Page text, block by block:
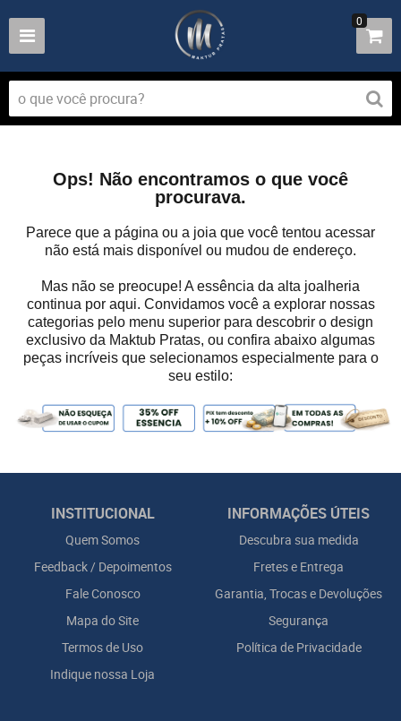
0
Ops! Não encontramos o que você
procurava.
Parece que a página ou a joia que você tentou acessar
não está mais disponível ou mudou de endereço.
Mas não se preocupe! A essência da alta joalheria
continua por aqui. Convidamos você a explorar nossas
categorias pelo menu superior para descobrir o design
exclusivo da Maktub Pratas, ou confira abaixo algumas
peças incríveis que selecionamos especialmente para o
seu estilo:
INSTITUCIONAL
Quem Somos
Feedback / Depoimentos
Fale Conosco
Mapa do Site
Termos de Uso
Indique nossa Loja
INFORMAÇÕES ÚTEIS
Descubra sua medida
Fretes e Entrega
Garantia, Trocas e Devoluções
Segurança
Política de Privacidade